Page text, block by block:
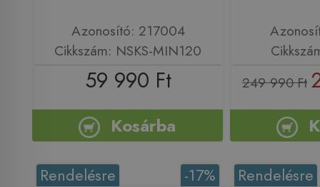
Azonosító: 217004
Cikkszám: NSKS-MIN120
59 990 Ft
Kosárba
249 990 Ft
-17%
Rendelésre Rendelésre